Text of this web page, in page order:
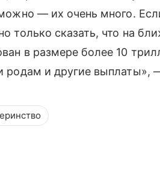
— их очень много.
только сказать, что на
в размере более 10
родам и другие выплаты»,